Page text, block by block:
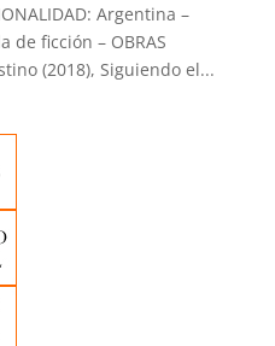
Argentina –
de ficción – OBRAS
(2018), Siguiendo el...